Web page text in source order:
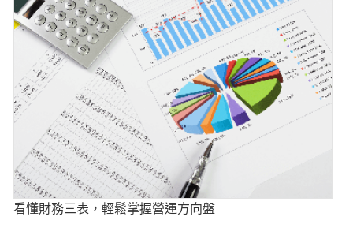
看懂財務三表，輕鬆掌握營運方向盤